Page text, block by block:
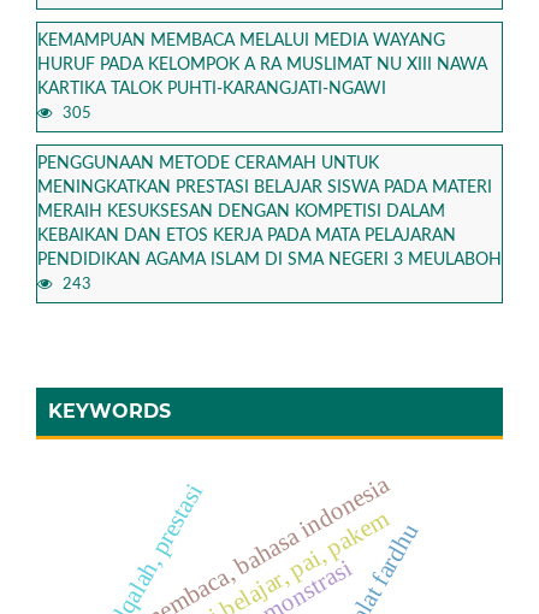
KEMAMPUAN MEMBACA MELALUI MEDIA WAYANG
HURUF PADA KELOMPOK A RA MUSLIMAT NU XIII NAWA
KARTIKA TALOK PUHTI-KARANGJATI-NGAWI
305
PENGGUNAAN METODE CERAMAH UNTUK
MENINGKATKAN PRESTASI BELAJAR SISWA PADA MATERI
MERAIH KESUKSESAN DENGAN KOMPETISI DALAM
KEBAIKAN DAN ETOS KERJA PADA MATA PELAJARAN
PENDIDIKAN AGAMA ISLAM DI SMA NEGERI 3 MEULABOH
243
KEYWORDS
membaca, bahasa indonesia